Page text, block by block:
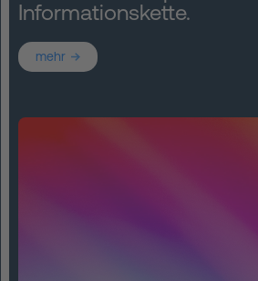
Informationskette.
mehr